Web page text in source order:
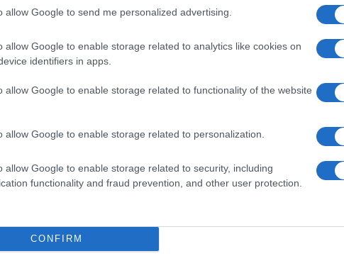
allow Google to send me personalized advertising.
allow Google to enable storage related to analytics like cookies on
identifiers in apps.
allow Google to enable storage related to functionality of the website
allow Google to enable storage related to personalization.
allow Google to enable storage related to security, including
functionality and fraud prevention, and other user protection.
CONFIRM
USD. No início de novembro de 2021, o preço
de $ 2,40, preço mínimo de $ 1,95 para
de novembro de 2021 é $ 2,18. previsão de preço
para novembro de 2021 -14%.
USD. No início de dezembro de 2021, o preço
de $ 2,71, preço mínimo de $ 2,31 para dezembro
de 2021 é $ 2,51. previsão de preço no final de
de 2021 13%.